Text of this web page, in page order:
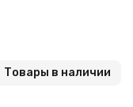
Товары в наличии